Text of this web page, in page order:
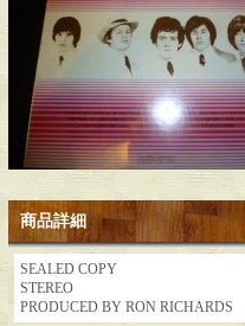
商品詳細
SEALED COPY
STEREO
PRODUCED BY RON RICHARDS